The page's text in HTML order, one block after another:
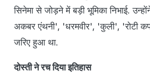
सिनेमा से जोड़ने में बड़ी भूमिका निभाई.
अकबर एंथनी', 'धरमवीर', 'कुली', 'रोटी
जरिए हुआ था.
दोस्ती ने रच दिया इतिहास